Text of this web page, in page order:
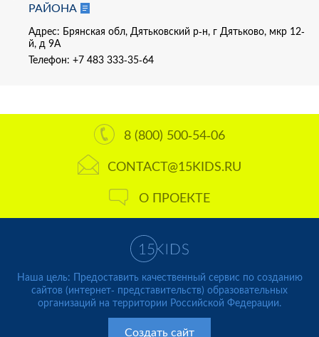
РАЙОНА
Адрес: Брянская обл, Дятьковский р-н, г Дятьково, мкр 12-
й, д 9А
Телефон: +7 483 333-35-64
8 (800) 500-54-06
CONTACT@15KIDS.RU
О ПРОЕКТЕ
Наша цель: Предоставить качественный сервис по созданию
сайтов (интернет- представительств) образовательных
организаций на территории Российской Федерации.
Создать сайт